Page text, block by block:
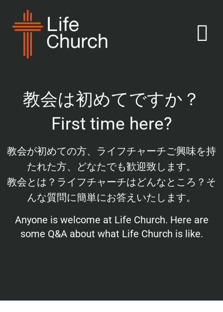
教会は初めてですか？
First time here?
教会が初めての方、ライフチャーチご興味を持
たれた方、どなたでも歓迎致します。
教会とは？ライフチャーチはどんなところ？そ
んな質問に簡単にお答えいたします。
Anyone is welcome at Life Church. Here are
some Q&A about what Life Church is like.